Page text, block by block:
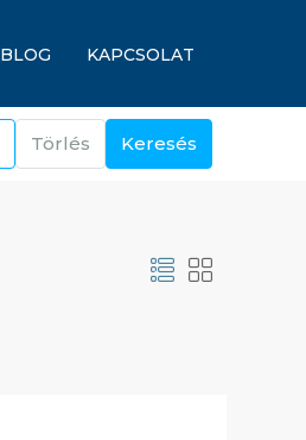
BLOG KAPCSOLAT
Törlés Keresés